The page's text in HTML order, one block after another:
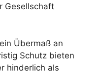
Gesellschaft
Übermaß an
Schutz bieten
hinderlich als